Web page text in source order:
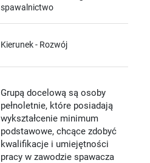
spawalnictwo
Kierunek - Rozwój
Grupą docelową są osoby
pełnoletnie, które posiadają
wykształcenie minimum
podstawowe, chcące zdobyć
kwalifikacje i umiejętności
pracy w zawodzie spawacza